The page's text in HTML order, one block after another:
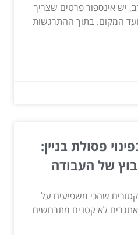
יש אינספור פרטים שצריך
המקום. בתוך ההתרגשות
פסולת בניין:
של העבודה
שהכי משפיעים על
לא קטנים מתרחשים